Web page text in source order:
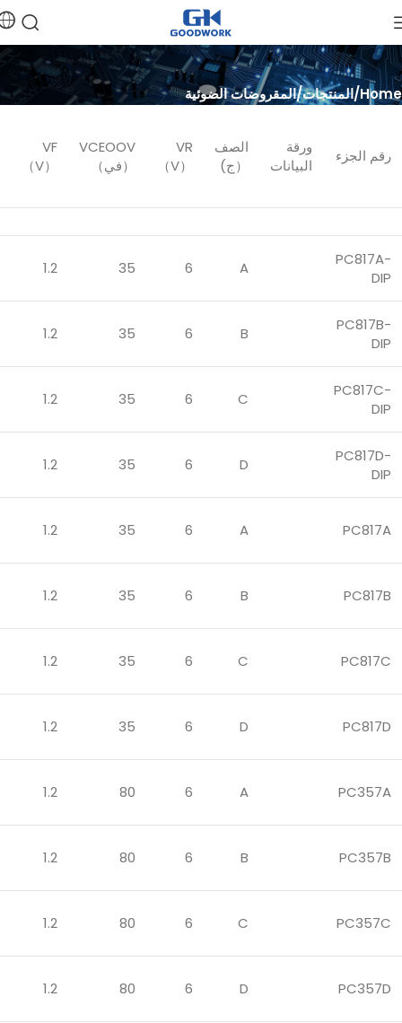
Home المنتجات المقروضات الضوئية
رقم الجزء
ورقة
البيانات
الصف
（ج)
VR
（V）
VCEOOV
（في）
VF
（V）
PC817A-
DIP
A
6
35
1.2
PC817B-
DIP
B
6
35
1.2
PC817C-
DIP
C
6
35
1.2
PC817D-
DIP
D
6
35
1.2
PC817A
A
6
35
1.2
PC817B
B
6
35
1.2
PC817C
C
6
35
1.2
PC817D
D
6
35
1.2
PC357A
A
6
80
1.2
PC357B
B
6
80
1.2
PC357C
C
6
80
1.2
PC357D
D
6
80
1.2